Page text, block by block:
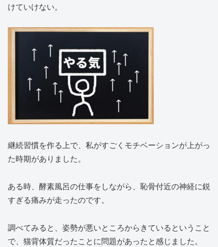
けていけない。
継続習慣を作る上で、私がすごくモチベーションが上がっ
た時期がありました。
ある時、酵素風呂の仕事をしながら、恥骨付近の神経に鋭
すぎる痛みが走ったのです。
調べてみると、姿勢が悪いところからきているということ
で、猫背体質だったことに問題があったと感じました。